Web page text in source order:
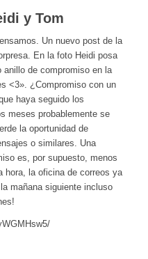
y Tom
Un nuevo post de la
En la foto Heidi posa
de compromiso en la
<3». ¿Compromiso con un
haya seguido los
meses probablemente se
la oportunidad de
o similares. Una
es, por supuesto, menos
hora, la oficina de correos ya
mañana siguiente incluso